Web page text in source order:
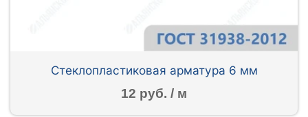
Стеклопластиковая арматура 6 мм
12 руб. / м